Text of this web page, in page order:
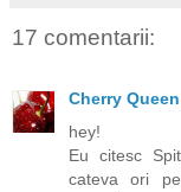
17 comentarii:
Cherry Queen
hey!
Eu citesc
cateva ori